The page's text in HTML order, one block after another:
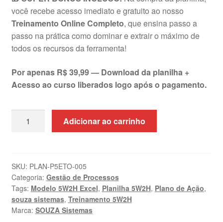
você recebe acesso imediato e gratuito ao nosso
Treinamento Online Completo, que ensina passo a
passo na prática como dominar e extrair o máximo de
todos os recursos da ferramenta!
Por apenas R$ 39,99 — Download da planilha +
Acesso ao curso liberados logo após o pagamento.
5W2H
Treinamento
Online
SOUZA
Sistemas
Adicionar ao carrinho
SKU: PLAN-P5ETO-005
Categoria: Gestão de Processos
Tags: Modelo 5W2H Excel, Planilha 5W2H, Plano de Ação,
souza sistemas, Treinamento 5W2H
Marca: SOUZA Sistemas